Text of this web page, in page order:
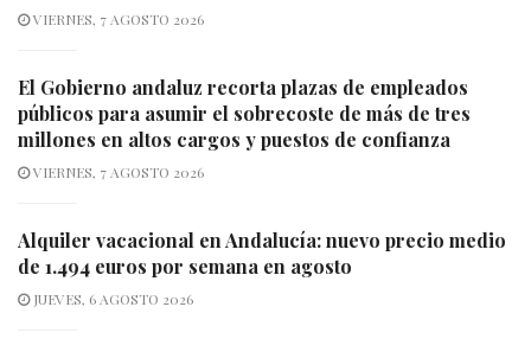
VIERNES, 7 AGOSTO 2026
El Gobierno andaluz recorta plazas de empleados
públicos para asumir el sobrecoste de más de tres
millones en altos cargos y puestos de confianza
VIERNES, 7 AGOSTO 2026
Alquiler vacacional en Andalucía: nuevo precio medio
de 1.494 euros por semana en agosto
JUEVES, 6 AGOSTO 2026